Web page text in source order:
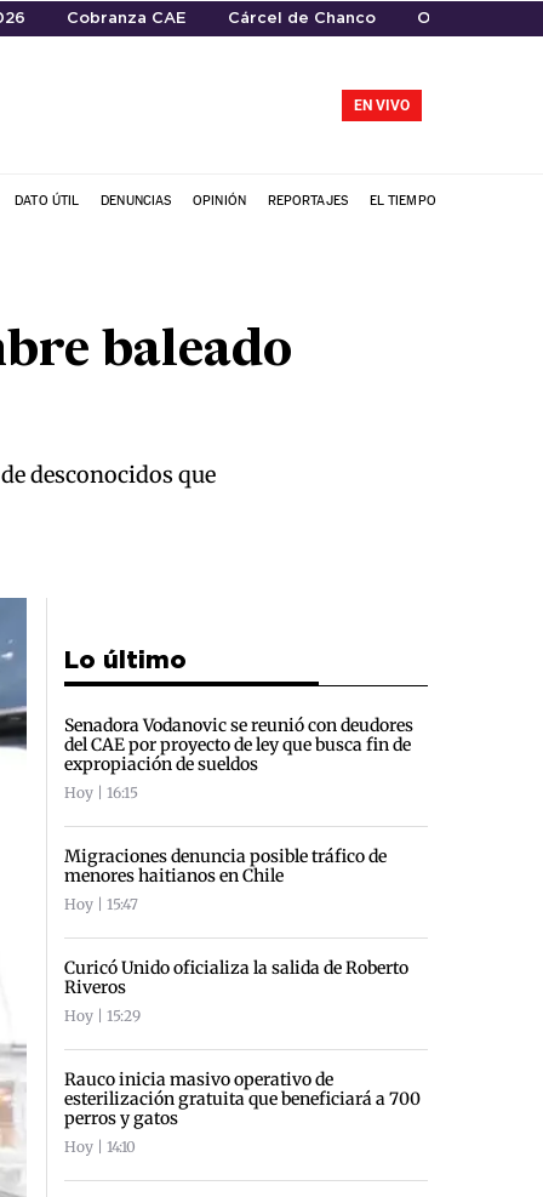
Cobranza CAE Cárcel de Chanco Operativo de
EN VIVO
DATO ÚTIL DENUNCIAS OPINIÓN REPORTAJES EL TIEMPO
baleado
desconocidos que
Lo último
Senadora Vodanovic se reunió con deudores
del CAE por proyecto de ley que busca fin de
expropiación de sueldos
Hoy | 16:15
Migraciones denuncia posible tráfico de
menores haitianos en Chile
Hoy | 15:47
Curicó Unido oficializa la salida de Roberto
Riveros
Hoy | 15:29
Rauco inicia masivo operativo de
esterilización gratuita que beneficiará a 700
perros y gatos
Hoy | 14:10